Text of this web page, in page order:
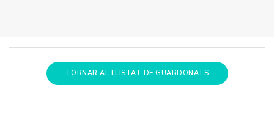
TORNAR AL LLISTAT DE GUARDONATS